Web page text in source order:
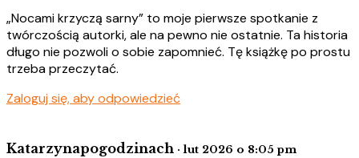
„Nocami krzyczą sarny” to moje pierwsze spotkanie z
twórczością autorki, ale na pewno nie ostatnie. Ta historia
długo nie pozwoli o sobie zapomnieć. Tę książkę po prostu
trzeba przeczytać.
Zaloguj się, aby odpowiedzieć
Katarzynapogodzinach · lut 2026 o 8:05 pm